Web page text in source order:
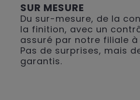
SUR MESURE
Du sur-mesure, de la
la finition, avec un
assuré par notre filiale à
Pas de surprises, mais
garantis.